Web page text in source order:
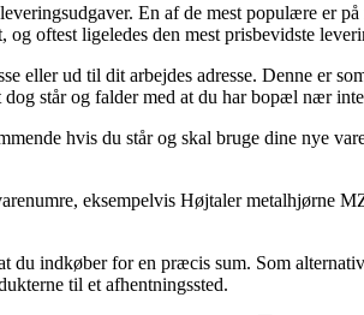
En af de mest populære er
oftest ligeledes den mest prisbevidste
eller ud til dit arbejdes adresse. Denne er
står og falder med at du har bopæl nær
hvis du står og skal bruge dine nye
eksempelvis Højtaler metalhjørne
du indkøber for en præcis sum. Som
til et afhentningssted.